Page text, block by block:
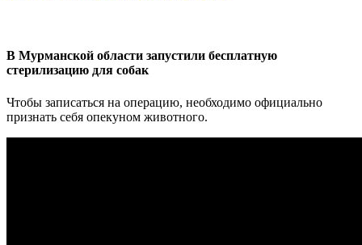
В Мурманской области запустили бесплатную
стерилизацию для собак
Чтобы записаться на операцию, необходимо официально
признать себя опекуном животного.